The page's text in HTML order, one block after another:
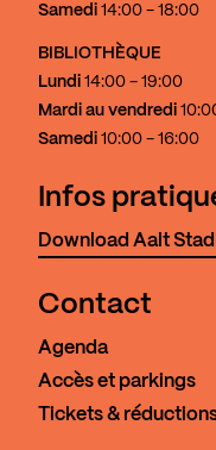
Samedi 14:00 - 18:00
BIBLIOTHÈQUE
Lundi 14:00 - 19:00
Mardi au vendredi
Samedi 10:00 - 16:00
Infos
Download Aalt
Contact
Agenda
Accès et parkings
Tickets &